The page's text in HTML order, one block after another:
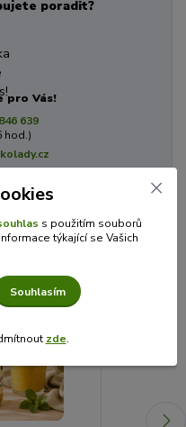
poradit?
pro Vás!
639
hod.)
6
s použitím souborů
týkající se Vašich
Souhlasím
zde.